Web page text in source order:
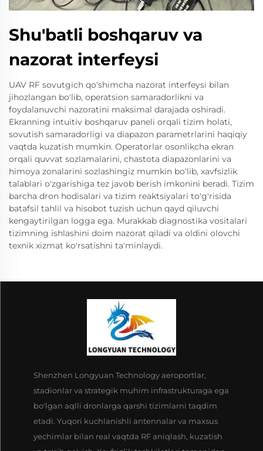
Shu'batli boshqaruv va
nazorat interfeysi
UAV RF sovutgich qo'shimcha nazorat interfeysi bilan
jihozlangan bo'lib, operatsion samaradorlikni va
foydalanuvchi nazoratini maksimal darajada oshiradi.
Ekranning intuitiv boshqaruv paneli orqali tizim holati,
sovutish samaradorligi va diapazon parametrlarini haqiqiy
vaqtda kuzatish mumkin. Operatorlar osonlikcha ekran
orqali quvvat sozlamalarini, chastota diapazonlarini va
himoya zonalarini sozlashingiz mumkin bo'lib, xavfsizlik
talablari o'zgarishiga tez javob berish imkonini beradi. Tizim
barcha dron hodisalari va tizim reaktsiyalari to'g'risida
batafsil tahlil va hisobot tuzish uchun qayd qiluvchi
kengaytirilgan logga ega. Murakkab diagnostika vositalari
tizimning ishlashini doim nazorat qiladi va oldini olovchi
texnik xizmat ko'rsatishni ta'minlaydi.
Shenzhen Longyuan Technology aeroportlar,
stadionlar va strategik muhim infrastrukturaga ega
bo'lgan aqlli dronlarga qarshi tizimlarni taqdim
etadi. Yuqori kuchlanishli antennalar va maxsus
yechimlar bilan real vaqtda RF aniqlash, kuzatish